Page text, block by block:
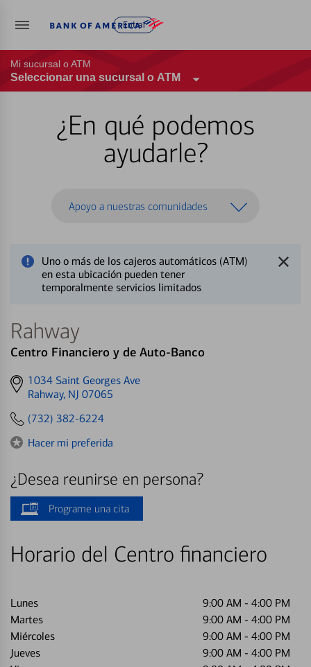
Entrar
Mi sucursal o ATM
Seleccionar una sucursal o ATM
¿En qué podemos
ayudarle?
Apoyo a nuestras comunidades
Uno o más de los cajeros automáticos (ATM)
en esta ubicación pueden tener
temporalmente servicios limitados
Rahway
Centro Financiero y de Auto-Banco
Get
directions
1034 Saint Georges Ave
Rahway, NJ 07065
(732) 382-6224
Hacer mi preferida
¿Desea reunirse en persona?
Programe una cita
Horario del Centro financiero
Lunes 9:00 AM - 4:00 PM
Martes
9:00 AM - 4:00 PM
Miércoles
9:00 AM - 4:00 PM
Jueves
9:00 AM - 4:00 PM